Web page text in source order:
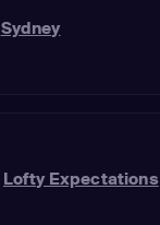
Sydney
Lofty Expectations